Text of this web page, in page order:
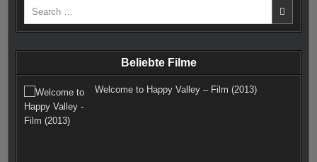
b
o
o
g
r
m
r
e
t
r
e
r
Beliebte Filme
Welcome to Happy Valley – Film (2013)